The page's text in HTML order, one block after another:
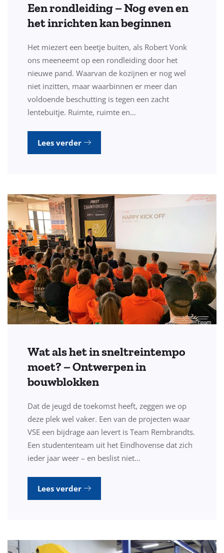
Een rondleiding – Nog even en
het inrichten kan beginnen
Het miezert een beetje buiten, als Robert Vonk
ons meeneemt op een rondleiding door het
nieuwe pand. Waarvan de kozijnen er nog wel
niet inzitten, maar waarbinnen er meer dan
voldoende beschutting is tegen een zacht
lentebuitje. Ruimte, ruimte en…
Lees verder
Wat als het in sneltreintempo
moet? – Ontwerpen in
bouwblokken
Dat de jeugd de toekomst heeft, zeggen we op
deze plek wel vaker. Een van de projecten waar
VSE een bijdrage aan levert is Team Rembrandts.
Een studententeam uit het Eindhovense dat zich
ieder jaar weer – en beslist niet…
Lees verder